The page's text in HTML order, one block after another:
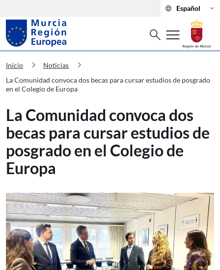
language Español keyboard_arrow_down
Murcia Región Europea LaBuscar
search menu
Inicio chevron_right Noticias chevron_right
La Comunidad convoca dos becas para cursar estudios de posgrado
en el Colegio de Europa
La Comunidad convoca dos
becas para cursar estudios de
posgrado en el Colegio de
Europa